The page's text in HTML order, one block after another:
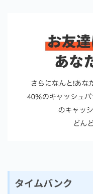
タイムバンク